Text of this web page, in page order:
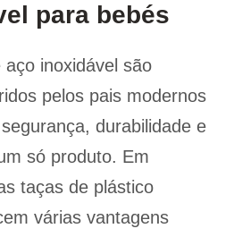
para bebés
inoxidável são
pelos pais modernos
durabilidade e
só produto. Em
taças de plástico
várias vantagens